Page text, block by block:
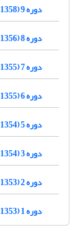
دوره 9 (1358)
دوره 8 (1356)
دوره 7 (1355)
دوره 6 (1355)
دوره 5 (1354)
دوره 3 (1354)
دوره 2 (1353)
دوره 1 (1353)